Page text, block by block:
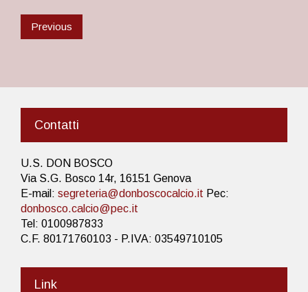
Previous
Contatti
U.S. DON BOSCO
Via S.G. Bosco 14r, 16151 Genova
E-mail: segreteria@donboscocalcio.it Pec:
donbosco.calcio@pec.it
Tel: 0100987833
C.F. 80171760103 - P.IVA: 03549710105
Link